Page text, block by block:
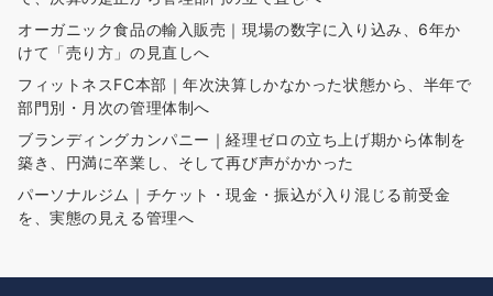
オーガニック食品の輸入販売｜現場の数字に入り込み、6年か
けて「売り方」の見直しへ
フィットネスFC本部｜年次決算しかなかった状態から、半年で
部門別・月次の管理体制へ
ブランディングカンパニー｜経理ゼロの立ち上げ期から体制を
築き、円満に卒業し、そして再び声がかかった
パーソナルジム｜チケット・現金・振込が入り混じる前受金
を、実態の見える管理へ